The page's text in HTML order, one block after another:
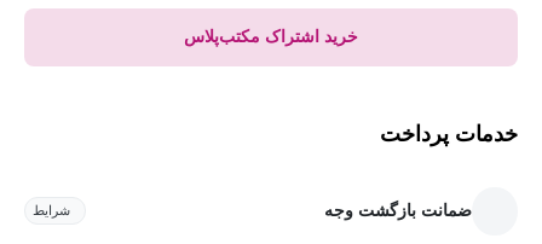
خرید اشتراک مکتب‌پلاس
خدمات پرداخت
ضمانت بازگشت وجه شرایط